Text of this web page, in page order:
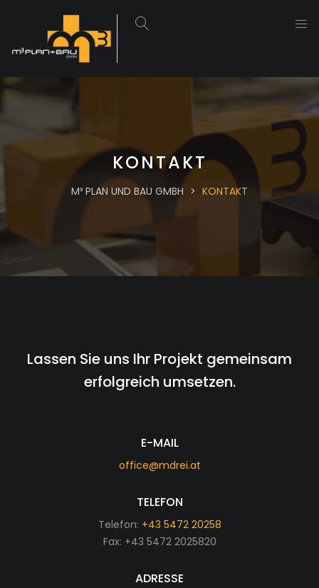
KONTAKT
M³ PLAN UND BAU GMBH > KONTAKT
Lassen Sie uns Ihr Projekt gemeinsam
erfolgreich umsetzen.
E-MAIL
office@mdrei.at
TELEFON
Telefon: +43 5472 20258
Fax: +43 5472 2025820
ADRESSE